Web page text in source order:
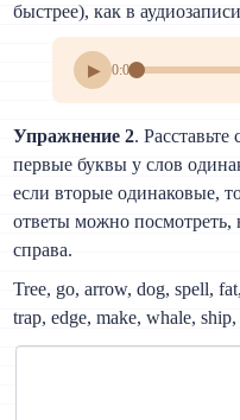
быстрее), как в
▶ 0:00
Упражнение 2.
первые буквы у слов
если вторые одинаковые,
ответы можно посмотреть,
справа.
Tree, go, arrow, dog, spell,
trap, edge, make, whale,